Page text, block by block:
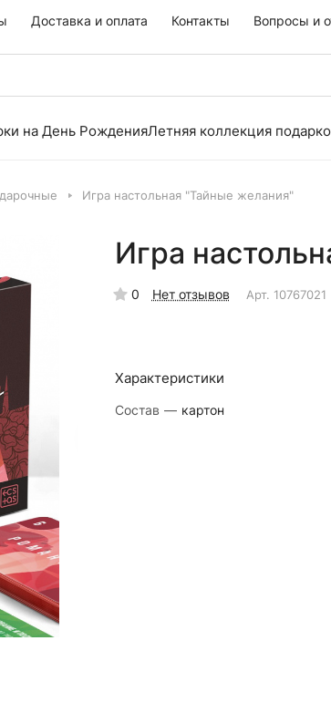
Доставка и оплата Контакты Вопросы и
на День РожденияЛетняя коллекция
Игра настольная "Тайные желания"
Игра
0 Нет отзывов Арт. 10767021
Характеристики
Состав — картон